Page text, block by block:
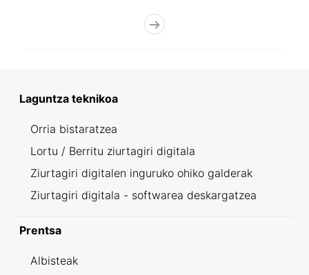
Laguntza teknikoa
Orria bistaratzea
Lortu / Berritu ziurtagiri digitala
Ziurtagiri digitalen inguruko ohiko galderak
Ziurtagiri digitala - softwarea deskargatzea
Prentsa
Albisteak